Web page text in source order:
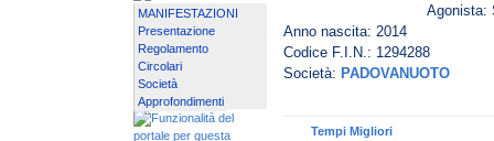
MANIFESTAZIONI
Presentazione
Regolamento
Circolari
Società
Approfondimenti
Agonista:
Anno nascita: 2014
Codice F.I.N.: 1294288
Società: PADOVANUOTO
Tempi Migliori